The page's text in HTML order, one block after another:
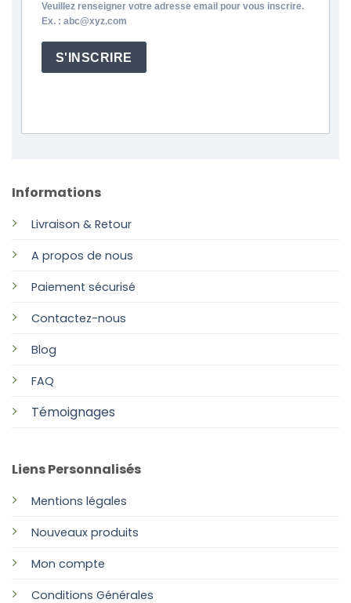
Informations
Livraison & Retour
A propos de nous
Paiement sécurisé
Contactez-nous
Blog
FAQ
Témoignages
Liens Personnalisés
Mentions légales
Nouveaux produits
Mon compte
Conditions Générales
Veuillez renseigner votre adresse email pour vous inscrire.
Ex. : abc@xyz.com
S'INSCRIRE